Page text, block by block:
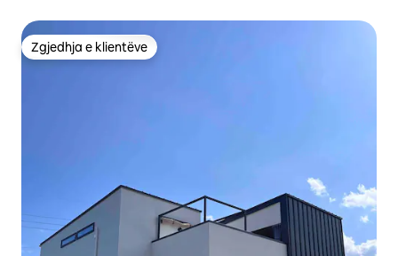
Zgjedhja e klientëve
Zgjedhja e klientëve